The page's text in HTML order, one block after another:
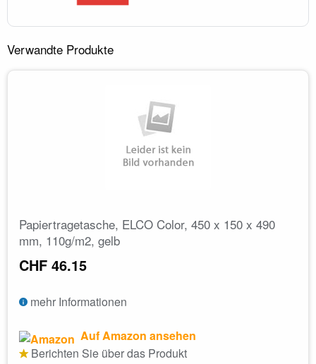
Verwandte Produkte
Papiertragetasche, ELCO Color, 450 x 150 x 490
mm, 110g/m2, gelb
CHF 46.15
mehr Informationen
Auf Amazon ansehen
Berichten Sie über das Produkt